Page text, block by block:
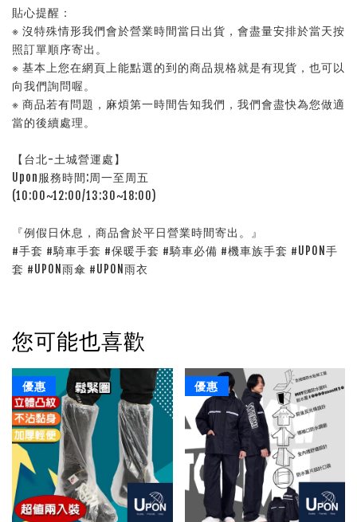
貼心提醒：
※ 沒特殊情形我們會於營業時間當日出貨，會盡量安排於當天按
照訂單順序寄出。
※ 基本上您在網頁上能點選的到的商品規格就是有現貨，也可以
向我們詢問喔。
※ 商品若有問題，麻煩第一時間告知我們，我們會盡快為您做適
當的後續處理。
【台北-土城營運處】
Upon服務時間:周一至周五
(10:00~12:00/13:30~18:00)
『例假日休息，商品會於平日營業時間寄出。』
#手套 #騎車手套 #保暖手套 #騎車必備 #機車族手套 #UPON手
套 #UPON雨傘 #UPON雨衣
您可能也喜歡
優惠 優惠